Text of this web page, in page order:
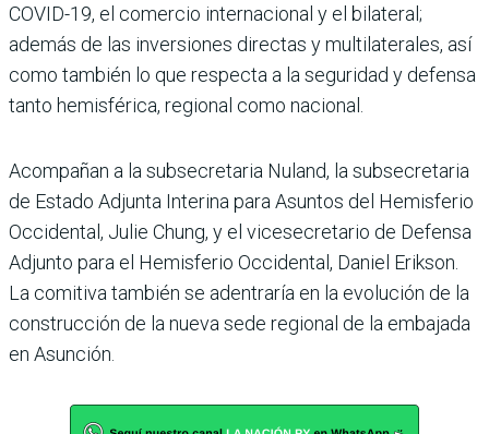
COVID-19, el comercio internacional y el bilateral;
además de las inversiones directas y multilaterales, así
como también lo que respecta a la seguridad y defensa
tanto hemisférica, regional como nacional.
Acompañan a la subsecretaria Nuland, la subsecretaria
de Estado Adjunta Interina para Asuntos del Hemisferio
Occidental, Julie Chung, y el vicesecretario de Defensa
Adjunto para el Hemisferio Occidental, Daniel Erikson.
La comitiva también se adentraría en la evolución de la
construcción de la nueva sede regional de la embajada
en Asunción.